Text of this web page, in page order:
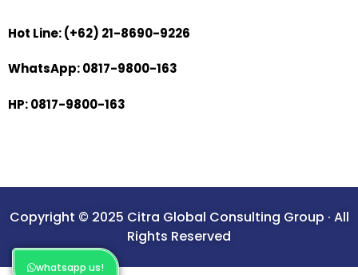
whatsapp us!
Hot Line: (+62) 21-8690-9226
WhatsApp: 0817-9800-163
HP: 0817-9800-163
Copyright © 2025 Citra Global Consulting Group · All
Rights Reserved